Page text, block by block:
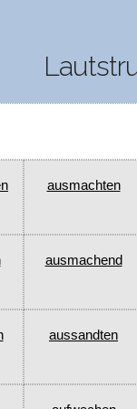
ausmachten
ausmachend
aussandten